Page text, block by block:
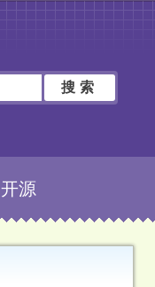
搜索
开源